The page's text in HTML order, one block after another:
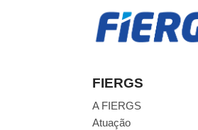
FIERGS
A FIERGS
Atuação